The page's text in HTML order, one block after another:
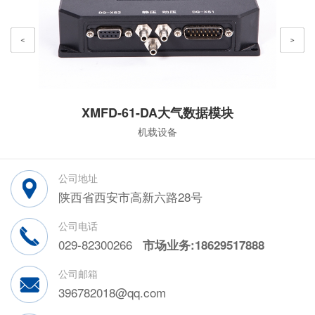
XMFD-61-DA大气数据模块
机载设备
公司地址
陕西省西安市高新六路28号
公司电话
029-82300266 市场业务:18629517888
公司邮箱
396782018@qq.com